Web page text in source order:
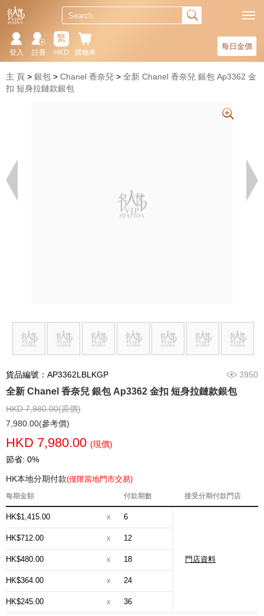
每日金價
購物車
繁
HKD
註冊
登入
主 頁 銀包 Chanel 香奈兒
全新 Chanel 香奈兒 銀包 Ap3362 金
扣 短身拉鏈款銀包
貨品編號：AP3362LBLKGP 3950
全新 Chanel 香奈兒 銀包 Ap3362 金扣 短身拉鏈款銀包
HKD 7,980.00(原價)
7,980.00(參考價)
HKD 7,980.00 (現價)
節省: 0%
HK本地分期付款(僅限當地門市交易)
每期金額 付款期數 接受分期付款門店
HK$1,415.00 x 6
門店資料
HK$712.00 x 12
HK$480.00 x 18
HK$364.00 x 24
HK$245.00 x 36